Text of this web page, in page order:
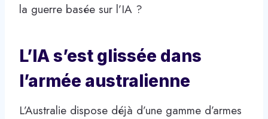
la guerre basée sur l’IA ?
L’IA s’est glissée dans
l’armée australienne
L’Australie dispose déjà d’une gamme d’armes